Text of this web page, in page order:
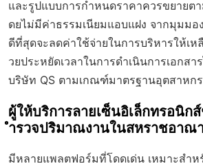
และรูปแบบการกำหนดราคาควรขยายต
ดยไม่มีค่าธรรมเนียมแอบแฝง จากมุมม
ดีที่สุดจะลดค่าใช้จ่ายในการบริหารให้เ
วยประหยัดเวลาในการดำเนินการเอกส
บริษัท QS ตามเกณฑ์มาตรฐานอุตสาหก
ผู้ให้บริการลายเซ็นอิเล็กทรอนิก
ำรวจปริมาณงานในสหราชอาณ
มีหลายแพลตฟอร์มที่โดดเด่น เหมาะสำห